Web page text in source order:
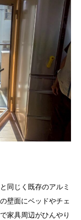
同じく既存のアルミ
壁面にベッドやチェ
家具周辺がひんやり